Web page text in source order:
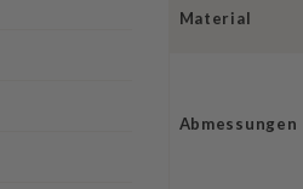
Material
Abmessungen